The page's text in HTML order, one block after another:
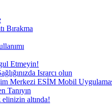
Bırakma
Etmeyin!
Israrcı olun
Merkezi ESİM Mobil
Tanıyın
elinizin altında!